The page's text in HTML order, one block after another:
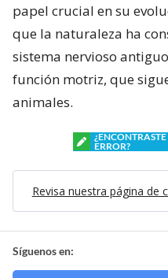
papel crucial en su
que la naturaleza ha
sistema nervioso
función motriz, que
animales.
ERROR?
Revisa nuestra página de
Síguenos en: